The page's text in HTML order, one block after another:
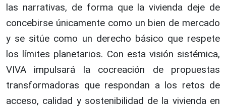
las narrativas, de forma que la vivienda deje de
concebirse únicamente como un bien de mercado
y se sitúe como un derecho básico que respete
los límites planetarios. Con esta visión sistémica,
VIVA impulsará la cocreación de propuestas
transformadoras que respondan a los retos de
acceso, calidad y sostenibilidad de la vivienda en